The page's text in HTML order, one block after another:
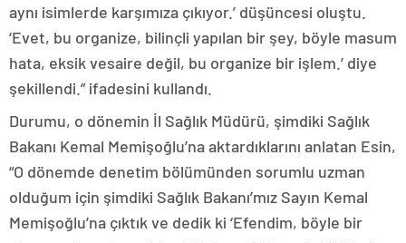
aynı isimlerde karşımıza çıkıyor.’ düşüncesi oluştu.
‘Evet, bu organize, bilinçli yapılan bir şey, böyle masum
hata, eksik vesaire değil, bu organize bir işlem.’ diye
şekillendi.” ifadesini kullandı.
Durumu, o dönemin İl Sağlık Müdürü, şimdiki Sağlık
Bakanı Kemal Memişoğlu’na aktardıklarını anlatan Esin,
“O dönemde denetim bölümünden sorumlu uzman
olduğum için şimdiki Sağlık Bakanı’mız Sayın Kemal
Memişoğlu’na çıktık ve dedik ki ‘Efendim, böyle bir